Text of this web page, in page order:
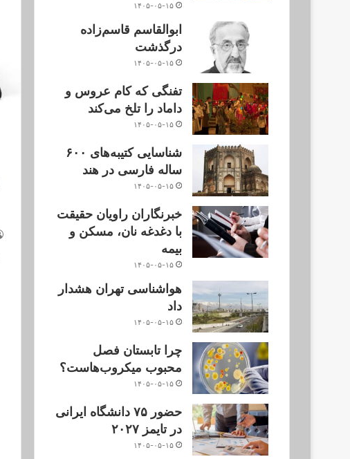
۱۴۰۵-۰۵-۱۵
ابوالقاسم قاسم‌زاده
درگذشت
۱۴۰۵-۰۵-۱۵
تفنگی که کام عروس و
داماد را تلخ می‌کند
۱۴۰۵-۰۵-۱۵
شناسایی کتیبه‌های ۶۰۰
ساله فارسی در هند
۱۴۰۵-۰۵-۱۵
خبرنگاران راویان حقیقت
با دغدغه نان، مسکن و
بیمه
۱۴۰۵-۰۵-۱۵
هواشناسی تهران هشدار
داد
۱۴۰۵-۰۵-۱۵
چرا تابستان فصل
محبوب میکروب‌هاست؟
۱۴۰۵-۰۵-۱۵
حضور ۷۵ دانشگاه ایرانی
در تایمز ۲۰۲۷
۱۴۰۵-۰۵-۱۵